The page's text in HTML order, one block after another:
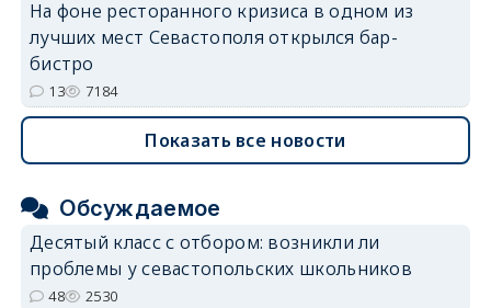
На фоне ресторанного кризиса в одном из
лучших мест Севастополя открылся бар-
бистро
13 7184
Показать все новости
Обсуждаемое
Десятый класс с отбором: возникли ли
проблемы у севастопольских школьников
48 2530